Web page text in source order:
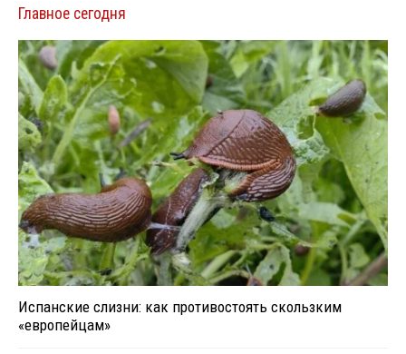
Главное сегодня
Испанские слизни: как противостоять скользким
«европейцам»